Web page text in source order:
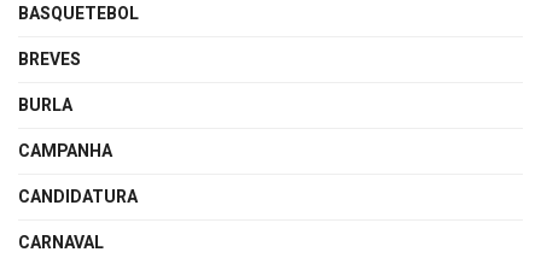
BASQUETEBOL
BREVES
BURLA
CAMPANHA
CANDIDATURA
CARNAVAL